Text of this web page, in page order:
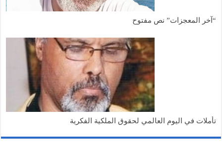
“آخر المعجزات” نص مفتوح
تأملات في اليوم العالمي لحقوق الملكية الفكرية